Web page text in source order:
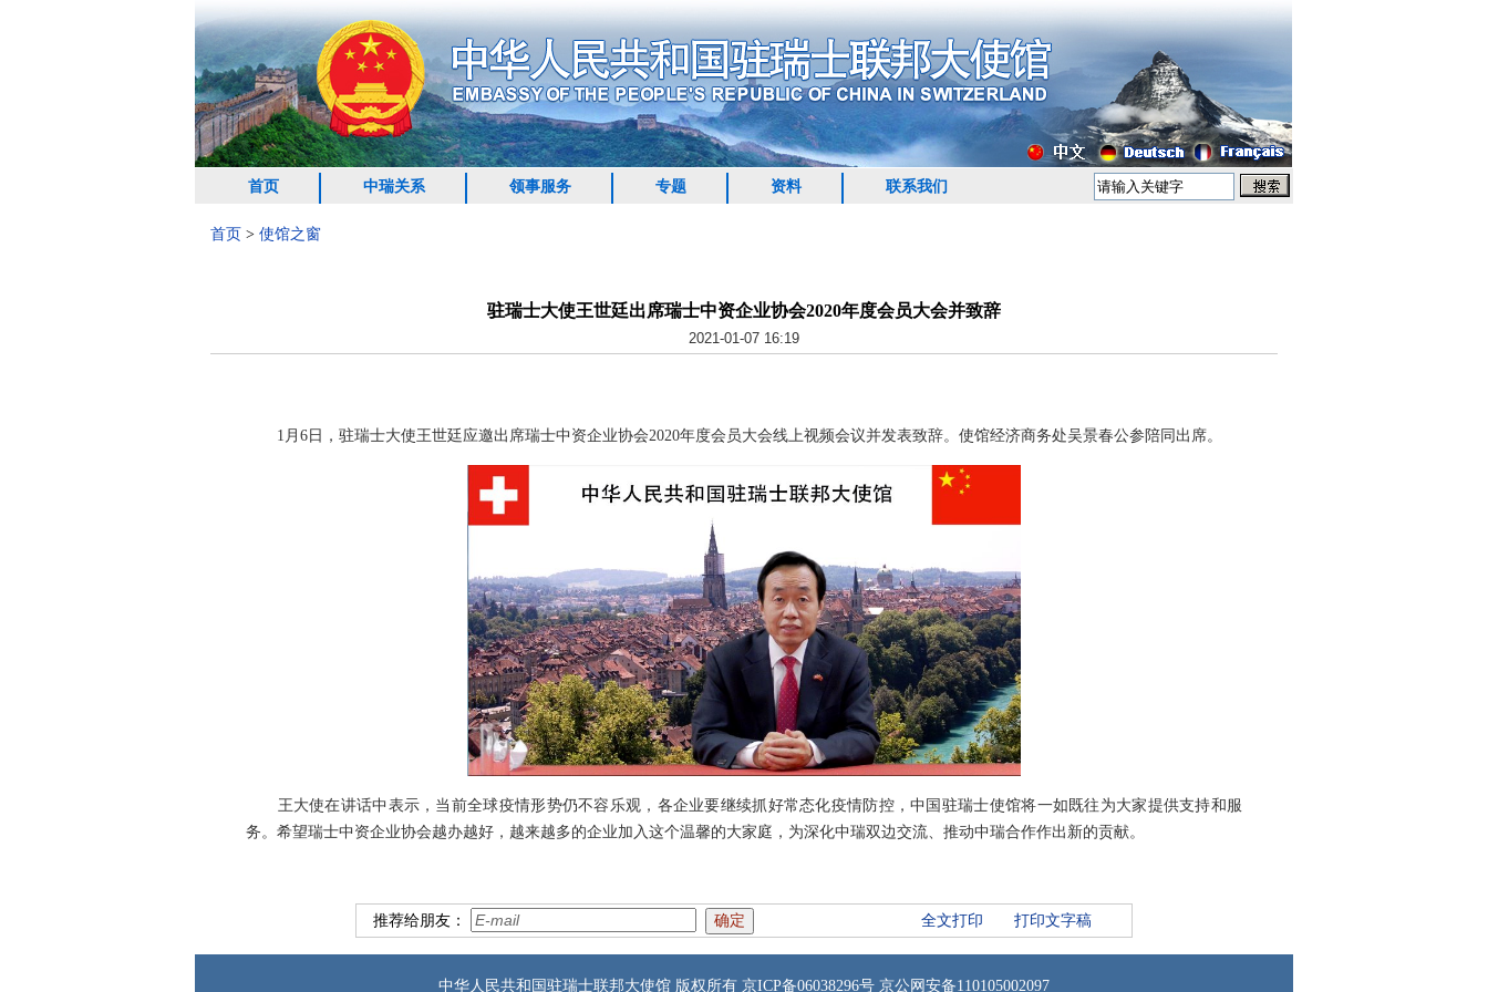
首页 中瑞关系 领事服务 专题 资料 联系我们
首页 > 使馆之窗
驻瑞士大使王世廷出席瑞士中资企业协会2020年度会员大会并致辞
2021-01-07 16:19
1月6日，驻瑞士大使王世廷应邀出席瑞士中资企业协会2020年度会员大会线上视频会议并发表致辞。使馆经济商务处吴景春公参陪同出席。
王大使在讲话中表示，当前全球疫情形势仍不容乐观，各企业要继续抓好常态化疫情防控，中国驻瑞士使馆将一如既往为大家提供支持和服
务。希望瑞士中资企业协会越办越好，越来越多的企业加入这个温馨的大家庭，为深化中瑞双边交流、推动中瑞合作作出新的贡献。
推荐给朋友： 全文打印 打印文字稿
中华人民共和国驻瑞士联邦大使馆 版权所有 京ICP备06038296号 京公网安备110105002097